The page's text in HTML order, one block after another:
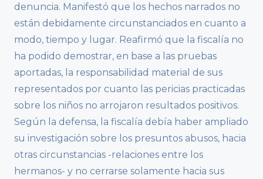
denuncia. Manifestó que los hechos narrados no
están debidamente circunstanciados en cuanto a
modo, tiempo y lugar. Reafirmó que la fiscalía no
ha podido demostrar, en base a las pruebas
aportadas, la responsabilidad material de sus
representados por cuanto las pericias practicadas
sobre los niños no arrojaron resultados positivos.
Según la defensa, la fiscalía debía haber ampliado
su investigación sobre los presuntos abusos, hacia
otras circunstancias -relaciones entre los
hermanos- y no cerrarse solamente hacia sus